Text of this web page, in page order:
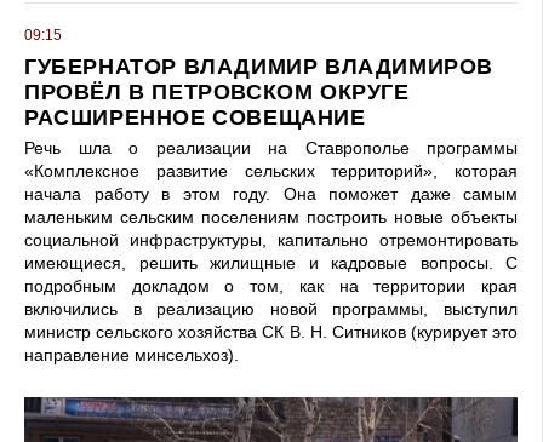
09:15
ГУБЕРНАТОР ВЛАДИМИР ВЛАДИМИРОВ
ПРОВЁЛ В ПЕТРОВСКОМ ОКРУГЕ
РАСШИРЕННОЕ СОВЕЩАНИЕ
Речь шла о реализации на Ставрополье программы
«Комплексное развитие сельских территорий», которая
начала работу в этом году. Она поможет даже самым
маленьким сельским поселениям построить новые объекты
социальной инфраструктуры, капитально отремонтировать
имеющиеся, решить жилищные и кадровые вопросы. С
подробным докладом о том, как на территории края
включились в реализацию новой программы, выступил
министр сельского хозяйства СК В. Н. Ситников (курирует это
направление минсельхоз).